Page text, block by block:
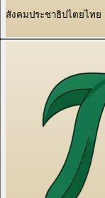
สังคมประชาธิปไตยไทย